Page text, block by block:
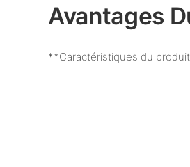
Avantages
**Caractéristiques du